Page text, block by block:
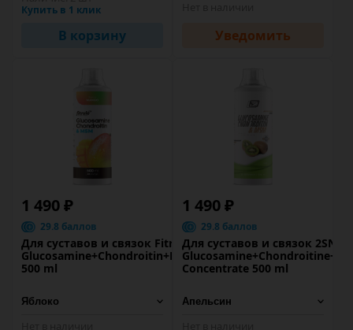
Купить в 1 клик
В корзину Уведомить
1 490 ₽
29.8 баллов
Для суставов и связок Fitrule
Glucosamine+Chondroitin+MSM
500 ml
1 490 ₽
29.8 баллов
Для суставов и связок 2SN
Concentrate 500 ml